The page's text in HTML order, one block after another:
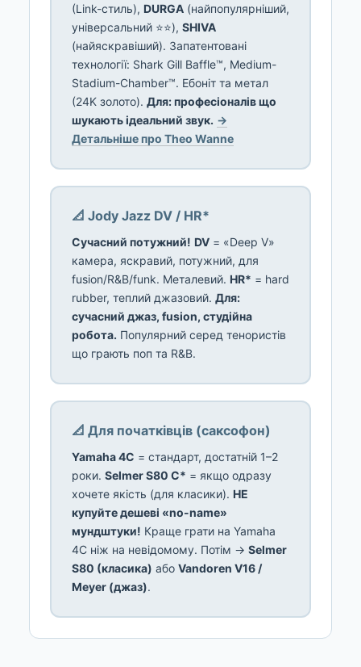
(Link-стиль), DURGA (найпопулярніший,
універсальний ⭐⭐), SHIVA
(найяскравіший). Запатентовані
технології: Shark Gill Baffle™, Medium-
Stadium-Chamber™. Ебоніт та метал
(24K золото). Для: професіоналів що
шукають ідеальний звук. →
Детальніше про Theo Wanne
📐 Jody Jazz DV / HR*
Сучасний потужний! DV = «Deep V»
камера, яскравий, потужний, для
fusion/R&B/funk. Металевий. HR* = hard
rubber, теплий джазовий. Для:
сучасний джаз, fusion, студійна
робота. Популярний серед тенористів
що грають поп та R&B.
📐 Для початківців (саксофон)
Yamaha 4C = стандарт, достатній 1–2
роки. Selmer S80 C* = якщо одразу
хочете якість (для класики). НЕ
купуйте дешеві «no-name»
мундштуки! Краще грати на Yamaha
4C ніж на невідомому. Потім → Selmer
S80 (класика) або Vandoren V16 /
Meyer (джаз).